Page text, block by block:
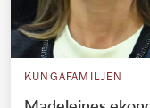
KUNGAFAMILJEN